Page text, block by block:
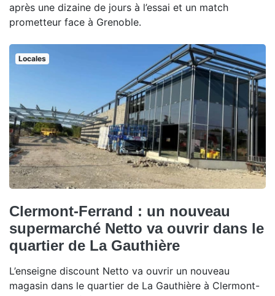
après une dizaine de jours à l’essai et un match
prometteur face à Grenoble.
Locales
Clermont-Ferrand : un nouveau
supermarché Netto va ouvrir dans le
quartier de La Gauthière
L’enseigne discount Netto va ouvrir un nouveau
magasin dans le quartier de La Gauthière à Clermont-